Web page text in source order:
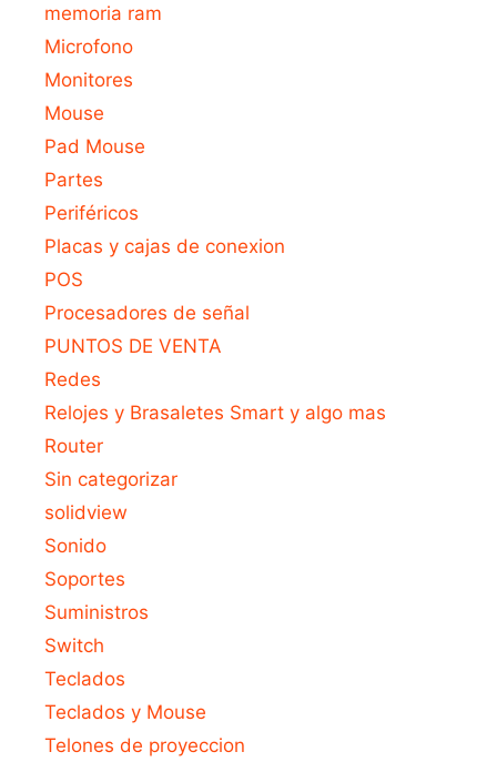
memoria ram
Microfono
Monitores
Mouse
Pad Mouse
Partes
Periféricos
Placas y cajas de conexion
POS
Procesadores de señal
PUNTOS DE VENTA
Redes
Relojes y Brasaletes Smart y algo mas
Router
Sin categorizar
solidview
Sonido
Soportes
Suministros
Switch
Teclados
Teclados y Mouse
Telones de proyeccion